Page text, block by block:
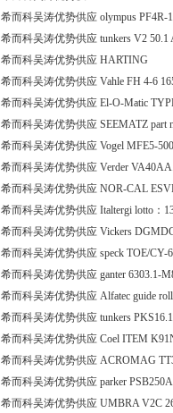
希而科吴涛优势供应 olympus PF4R-
希而科吴涛优势供应 tunkers V2 50.1
希而科吴涛优势供应 HARTING
希而科吴涛优势供应 Vahle FH 4-6
希而科吴涛优势供应 El-O-Matic
希而科吴涛优势供应 SEEMATZ part
希而科吴涛优势供应 Vogel MFE5-
希而科吴涛优势供应 Verder
希而科吴涛优势供应 NOR-CAL
希而科吴涛优势供应 Italtergi lotto：
希而科吴涛优势供应 Vickers
希而科吴涛优势供应 speck TOE/CY-
希而科吴涛优势供应 ganter 6303.1-
希而科吴涛优势供应 Alfatec guide
希而科吴涛优势供应 tunkers
希而科吴涛优势供应 Coel ITEM
希而科吴涛优势供应 ACROMAG
希而科吴涛优势供应 parker
希而科吴涛优势供应 UMBRA V2C